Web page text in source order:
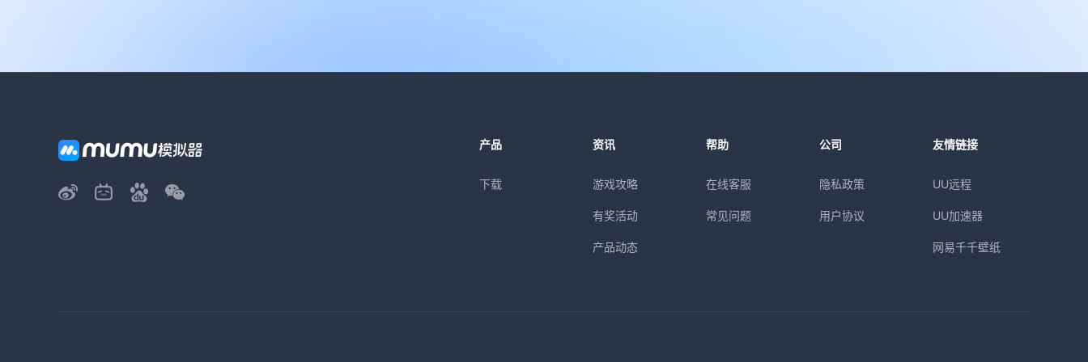
产品
下载
资讯
游戏攻略
有奖活动
产品动态
帮助
在线客服
常见问题
公司
隐私政策
用户协议
友情链接
UU远程
UU加速器
网易千千壁纸